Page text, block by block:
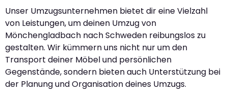
Unser Umzugsunternehmen bietet dir eine Vielzahl
von Leistungen, um deinen Umzug von
Mönchengladbach nach Schweden reibungslos zu
gestalten. Wir kümmern uns nicht nur um den
Transport deiner Möbel und persönlichen
Gegenstände, sondern bieten auch Unterstützung bei
der Planung und Organisation deines Umzugs.